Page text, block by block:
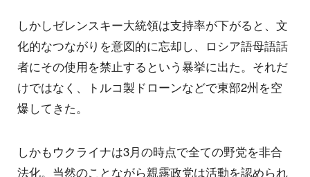
しかしゼレンスキー大統領は支持率が下がると、文
化的なつながりを意図的に忘却し、ロシア語母語話
者にその使用を禁止するという暴挙に出た。それだ
けではなく、トルコ製ドローンなどで東部2州を空
爆してきた。
しかもウクライナは3月の時点で全ての野党を非合
法化。当然のことながら親露政党は活動を認められ